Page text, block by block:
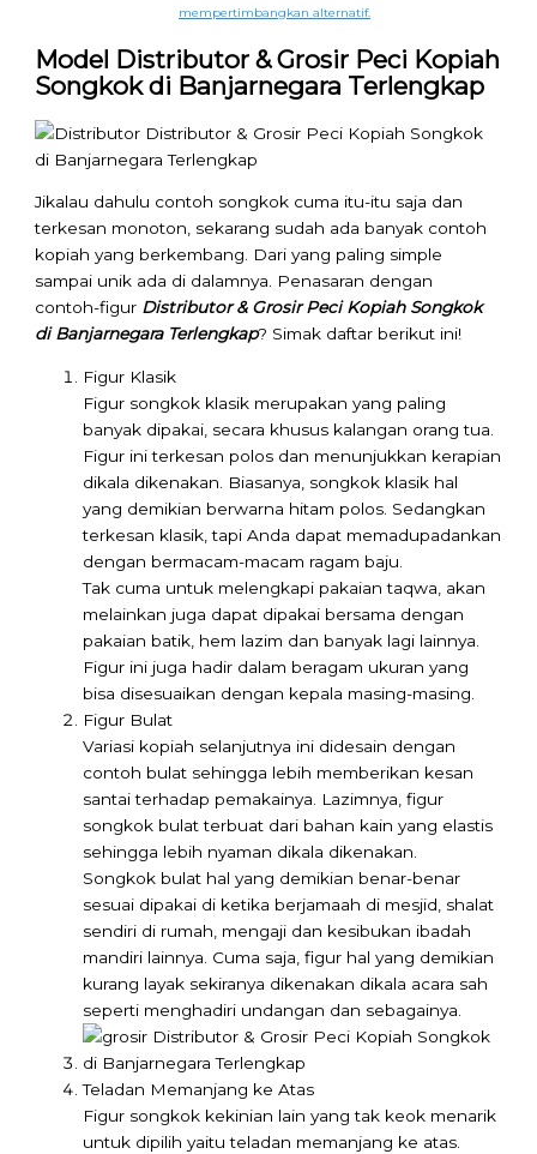
mempertimbangkan alternatif.
Model Distributor & Grosir Peci Kopiah
Songkok di Banjarnegara Terlengkap
Jikalau dahulu contoh songkok cuma itu-itu saja dan
terkesan monoton, sekarang sudah ada banyak contoh
kopiah yang berkembang. Dari yang paling simple
sampai unik ada di dalamnya. Penasaran dengan
contoh-figur Distributor & Grosir Peci Kopiah Songkok
di Banjarnegara Terlengkap? Simak daftar berikut ini!
Figur Klasik
Figur songkok klasik merupakan yang paling
banyak dipakai, secara khusus kalangan orang tua.
Figur ini terkesan polos dan menunjukkan kerapian
dikala dikenakan. Biasanya, songkok klasik hal
yang demikian berwarna hitam polos. Sedangkan
terkesan klasik, tapi Anda dapat memadupadankan
dengan bermacam-macam ragam baju.
Tak cuma untuk melengkapi pakaian taqwa, akan
melainkan juga dapat dipakai bersama dengan
pakaian batik, hem lazim dan banyak lagi lainnya.
Figur ini juga hadir dalam beragam ukuran yang
bisa disesuaikan dengan kepala masing-masing.
Figur Bulat
Variasi kopiah selanjutnya ini didesain dengan
contoh bulat sehingga lebih memberikan kesan
santai terhadap pemakainya. Lazimnya, figur
songkok bulat terbuat dari bahan kain yang elastis
sehingga lebih nyaman dikala dikenakan.
Songkok bulat hal yang demikian benar-benar
sesuai dipakai di ketika berjamaah di mesjid, shalat
sendiri di rumah, mengaji dan kesibukan ibadah
mandiri lainnya. Cuma saja, figur hal yang demikian
kurang layak sekiranya dikenakan dikala acara sah
seperti menghadiri undangan dan sebagainya.
Teladan Memanjang ke Atas
Figur songkok kekinian lain yang tak keok menarik
untuk dipilih yaitu teladan memanjang ke atas.